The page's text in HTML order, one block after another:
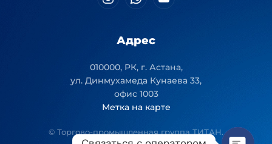
Адрес
010000, РК, г. Астана,
ул. Динмухамеда Кунаева 33,
офис 1003
Метка на карте
© Торгово-промышленная группа ТИТАН.